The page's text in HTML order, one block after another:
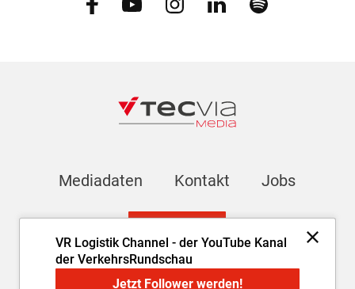
VR Logistik Channel - der YouTube Kanal
der VerkehrsRundschau
Jetzt Follower werden!
Mediadaten Kontakt Jobs
AGB Datenschutz Cookie-Einstellungen